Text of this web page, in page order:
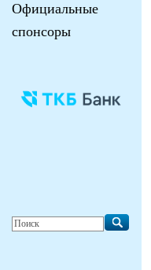
Официальные
спонсоры